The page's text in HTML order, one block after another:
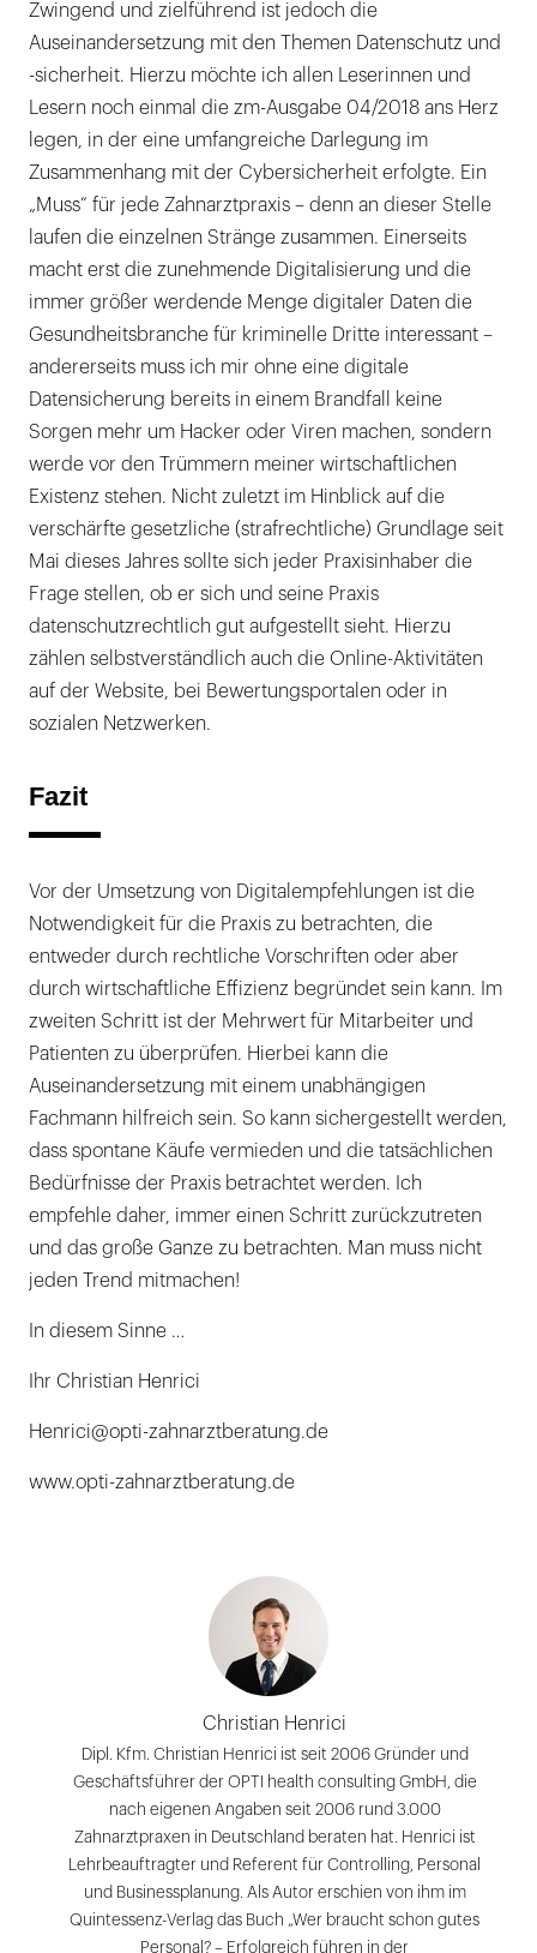
Zwingend und zielführend ist jedoch die
Auseinandersetzung mit den Themen Datenschutz und
-sicherheit. Hierzu möchte ich allen Leserinnen und
Lesern noch einmal die zm-Ausgabe 04/2018 ans Herz
legen, in der eine umfangreiche Darlegung im
Zusammenhang mit der Cybersicherheit erfolgte. Ein
„Muss“ für jede Zahnarztpraxis – denn an dieser Stelle
laufen die einzelnen Stränge zusammen. Einerseits
macht erst die zunehmende Digitalisierung und die
immer größer werdende Menge digitaler Daten die
Gesundheitsbranche für kriminelle Dritte interessant –
andererseits muss ich mir ohne eine digitale
Datensicherung bereits in einem Brandfall keine
Sorgen mehr um Hacker oder Viren machen, sondern
werde vor den Trümmern meiner wirtschaftlichen
Existenz stehen. Nicht zuletzt im Hinblick auf die
verschärfte gesetzliche (strafrechtliche) Grundlage seit
Mai dieses Jahres sollte sich jeder Praxisinhaber die
Frage stellen, ob er sich und seine Praxis
datenschutzrechtlich gut aufgestellt sieht. Hierzu
zählen selbstverständlich auch die Online-Aktivitäten
auf der Website, bei Bewertungsportalen oder in
sozialen Netzwerken.
Fazit
Vor der Umsetzung von Digitalempfehlungen ist die
Notwendigkeit für die Praxis zu betrachten, die
entweder durch rechtliche Vorschriften oder aber
durch wirtschaftliche Effizienz begründet sein kann. Im
zweiten Schritt ist der Mehrwert für Mitarbeiter und
Patienten zu überprüfen. Hierbei kann die
Auseinandersetzung mit einem unabhängigen
Fachmann hilfreich sein. So kann sichergestellt werden,
dass spontane Käufe vermieden und die tatsächlichen
Bedürfnisse der Praxis betrachtet werden. Ich
empfehle daher, immer einen Schritt zurückzutreten
und das große Ganze zu betrachten. Man muss nicht
jeden Trend mitmachen!
In diesem Sinne …
Ihr Christian Henrici
Henrici@opti-zahnarztberatung.de
www.opti-zahnarztberatung.de
Christian Henrici
Dipl. Kfm. Christian Henrici ist seit 2006 Gründer und
Geschäftsführer der OPTI health consulting GmbH, die
nach eigenen Angaben seit 2006 rund 3.000
Zahnarztpraxen in Deutschland beraten hat. Henrici ist
Lehrbeauftragter und Referent für Controlling, Personal
und Businessplanung. Als Autor erschien von ihm im
Quintessenz-Verlag das Buch „Wer braucht schon gutes
Personal? – Erfolgreich führen in der